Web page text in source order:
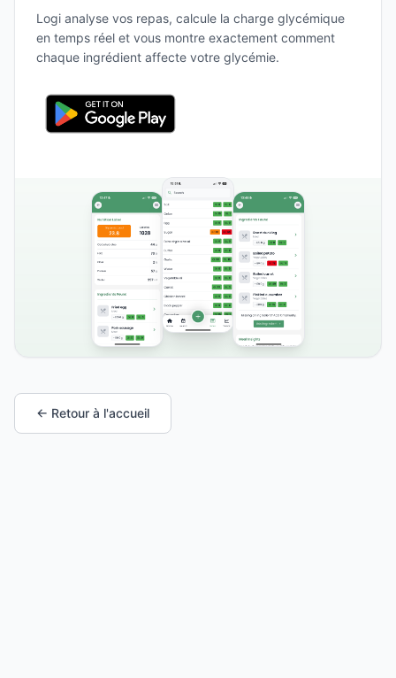
Logi analyse vos repas, calcule la charge glycémique
en temps réel et vous montre exactement comment
chaque ingrédient affecte votre glycémie.
← Retour à l'accueil